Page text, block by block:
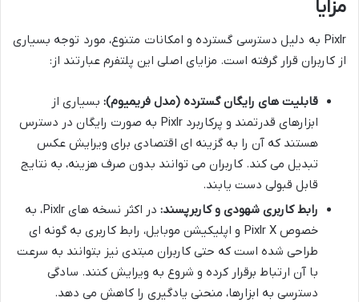
مزایا
Pixlr به دلیل دسترسی گسترده و امکانات متنوع، مورد توجه بسیاری
از کاربران قرار گرفته است. مزایای اصلی این پلتفرم عبارتند از:
قابلیت های رایگان گسترده (مدل فریمیوم): بسیاری از
ابزارهای قدرتمند و پرکاربرد Pixlr به صورت رایگان در دسترس
هستند که آن را به گزینه ای اقتصادی برای ویرایش عکس
تبدیل می کند. کاربران می توانند بدون صرف هزینه، به نتایج
قابل قبولی دست یابند.
رابط کاربری شهودی و کاربرپسند:
در اکثر نسخه های Pixlr، به
خصوص Pixlr X و اپلیکیشن موبایل، رابط کاربری به گونه ای
طراحی شده است که حتی کاربران مبتدی نیز بتوانند به سرعت
با آن ارتباط برقرار کرده و شروع به ویرایش کنند. سادگی
دسترسی به ابزارها، منحنی یادگیری را کاهش می دهد.